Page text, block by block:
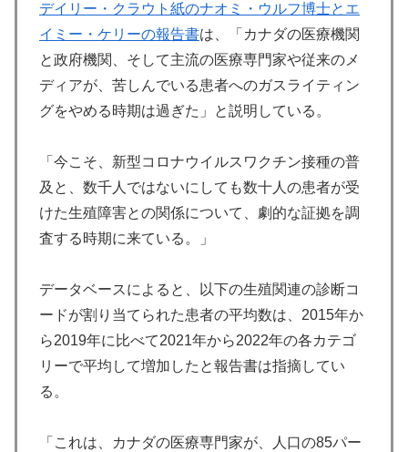
デイリー・クラウト紙のナオミ・ウルフ博士とエ
イミー・ケリーの報告書は、「カナダの医療機関
と政府機関、そして主流の医療専門家や従来のメ
ディアが、苦しんでいる患者へのガスライティン
グをやめる時期は過ぎた」と説明している。
「今こそ、新型コロナウイルスワクチン接種の普
及と、数千人ではないにしても数十人の患者が受
けた生殖障害との関係について、劇的な証拠を調
査する時期に来ている。」
データベースによると、以下の生殖関連の診断コ
ードが割り当てられた患者の平均数は、2015年か
ら2019年に比べて2021年から2022年の各カテゴ
リーで平均して増加したと報告書は指摘してい
る。
「これは、カナダの医療専門家が、人口の85パー